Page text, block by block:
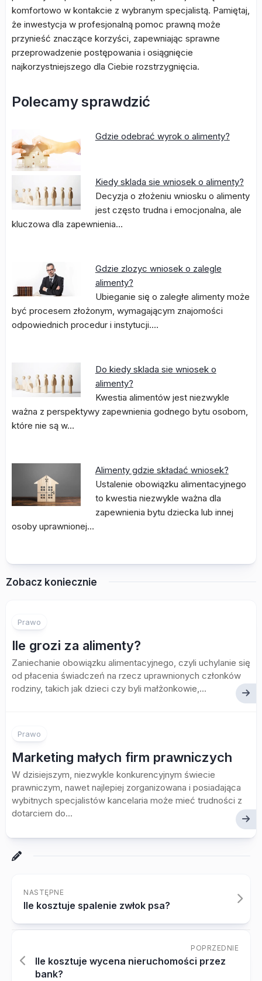
komfortowo w kontakcie z wybranym specjalistą. Pamiętaj,
że inwestycja w profesjonalną pomoc prawną może
przynieść znaczące korzyści, zapewniając sprawne
przeprowadzenie postępowania i osiągnięcie
najkorzystniejszego dla Ciebie rozstrzygnięcia.
Polecamy sprawdzić
Gdzie odebrać wyrok o alimenty?
Kiedy sklada sie wniosek o alimenty?
Decyzja o złożeniu wniosku o alimenty
jest często trudna i emocjonalna, ale
kluczowa dla zapewnienia…
Gdzie zlozyc wniosek o zalegle
alimenty?
Ubieganie się o zaległe alimenty może
być procesem złożonym, wymagającym znajomości
odpowiednich procedur i instytucji.…
Do kiedy sklada sie wniosek o
alimenty?
Kwestia alimentów jest niezwykle
ważna z perspektywy zapewnienia godnego bytu osobom,
które nie są w…
Alimenty gdzie składać wniosek?
Ustalenie obowiązku alimentacyjnego
to kwestia niezwykle ważna dla
zapewnienia bytu dziecka lub innej
osoby uprawnionej…
Zobacz koniecznie
Prawo
Ile grozi za alimenty?
Zaniechanie obowiązku alimentacyjnego, czyli uchylanie się
od płacenia świadczeń na rzecz uprawnionych członków
rodziny, takich jak dzieci czy byli małżonkowie,...
Prawo
Marketing małych firm prawniczych
W dzisiejszym, niezwykle konkurencyjnym świecie
prawniczym, nawet najlepiej zorganizowana i posiadająca
wybitnych specjalistów kancelaria może mieć trudności z
dotarciem do...
NASTĘPNE
Ile kosztuje spalenie zwłok psa?
POPRZEDNIE
Ile kosztuje wycena nieruchomości przez
bank?